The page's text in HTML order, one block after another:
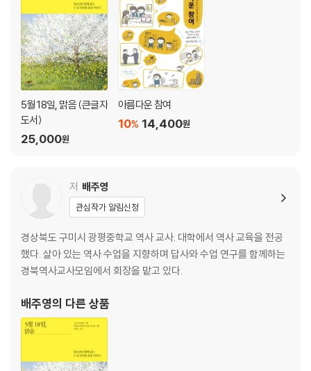
5월 18일, 맑음 (큰글자
도서)
25,000원
아름다운 참여
14,400원
10%
저 배주영
관심작가 알림신청
경상북도 구미시 광평중학교 역사 교사. 대학에서 역사 교육을 전공
했다. 살아 있는 역사 수업을 지향하며 답사와 수업 연구를 함께하는
경북역사교사모임에서 회장을 맡고 있다.
배주영의 다른 상품